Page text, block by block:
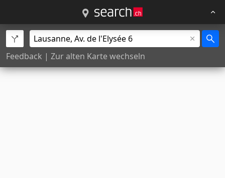
Feedback | Zur alten Karte wechseln